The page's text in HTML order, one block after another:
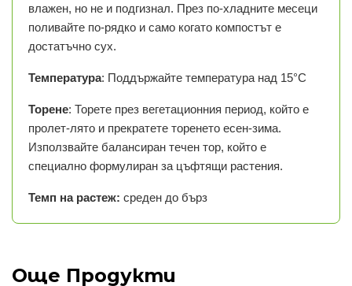
влажен, но не и подгизнал. През по-хладните месеци
поливайте по-рядко и само когато компостът е
достатъчно сух.
Температура: Поддържайте температура над 15°C
Торене: Торете през вегетационния период, който е
пролет-лято и прекратете торенето есен-зима.
Използвайте балансиран течен тор, който е
специално формулиран за цъфтящи растения.
Темп на растеж: среден до бърз
Още Продукти